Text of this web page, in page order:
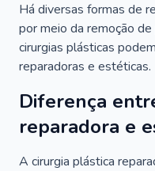
Há diversas formas de
por meio da remoção
cirurgias plásticas
reparadoras e estéticas.
Diferença
reparadora e
A cirurgia plástica